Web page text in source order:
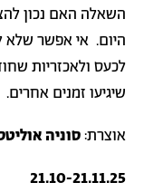
השאלה האם נכון
היום. אי אפשר שלא
לכעס ולאכזריות
שיגיעו זמנים אחרים.
אוצרת:סוניה
21.10-21.11.25